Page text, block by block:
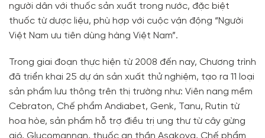
người dân với thuốc sản xuất trong nước, đặc biệt
thuốc từ dược liệu, phù hợp với cuộc vận động “Người
Việt Nam ưu tiên dùng hàng Việt Nam”.
Trong giai đoạn thực hiện từ 2008 đến nay, Chương trình
đã triển khai 25 dự án sản xuất thử nghiệm, tạo ra 11 loại
sản phẩm lưu thông trên thị trường như: Viên nang mềm
Cebraton, Chế phẩm Andiabet, Genk, Tanu, Rutin từ
hoa hòe, sản phẩm hỗ trợ điều trị ung thư từ cây gừng